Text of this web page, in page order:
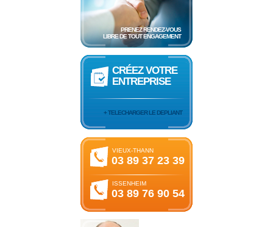
PRENEZ RENDEZ-VOUS
LIBRE DE TOUT ENGAGEMENT
CRÉEZ VOTRE
ENTREPRISE
+ TELECHARGER LE DEPLIANT
VIEUX-THANN
03 89 37 23 39
ISSENHEIM
03 89 76 90 54